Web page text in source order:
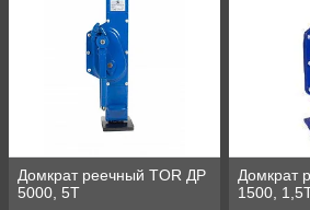
Домкрат реечный TOR ДР
5000, 5Т
Домкрат
1500,